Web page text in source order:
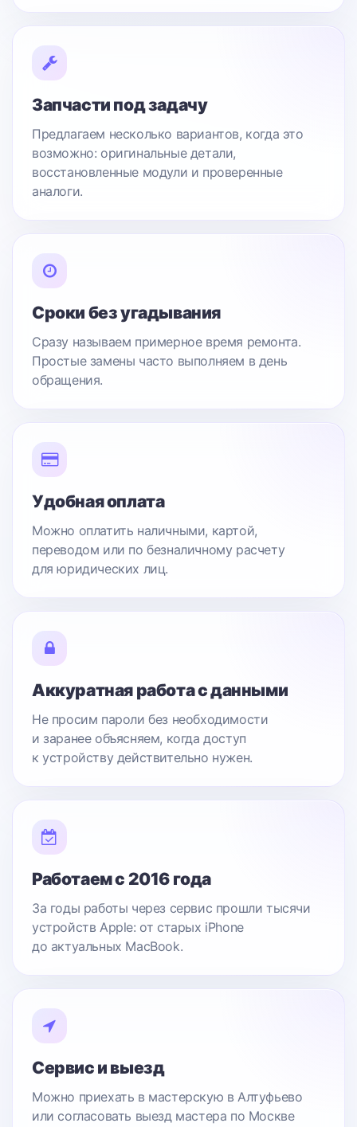
Запчасти под задачу
Предлагаем несколько вариантов, когда это
возможно: оригинальные детали,
восстановленные модули и проверенные
аналоги.
Сроки без угадывания
Сразу называем примерное время ремонта.
Простые замены часто выполняем в день
обращения.
Удобная оплата
Можно оплатить наличными, картой,
переводом или по безналичному расчету
для юридических лиц.
Аккуратная работа с данными
Не просим пароли без необходимости
и заранее объясняем, когда доступ
к устройству действительно нужен.
Работаем с 2016 года
За годы работы через сервис прошли тысячи
устройств Apple: от старых iPhone
до актуальных MacBook.
Сервис и выезд
Можно приехать в мастерскую в Алтуфьево
или согласовать выезд мастера по Москве